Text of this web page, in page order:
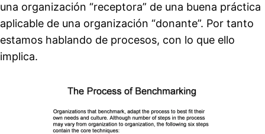
una organización “receptora” de una buena práctica
aplicable de una organización “donante”. Por tanto
estamos hablando de procesos, con lo que ello
implica.